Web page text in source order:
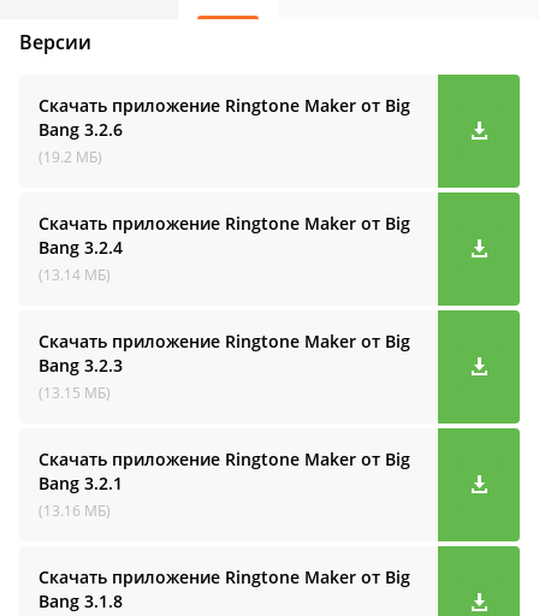
Версии
Скачать приложение Ringtone Maker от Big
Bang 3.2.6
(19.2 МБ)
Скачать приложение Ringtone Maker от Big
Bang 3.2.4
(13.14 МБ)
Скачать приложение Ringtone Maker от Big
Bang 3.2.3
(13.15 МБ)
Скачать приложение Ringtone Maker от Big
Bang 3.2.1
(13.16 МБ)
Скачать приложение Ringtone Maker от Big
Bang 3.1.8